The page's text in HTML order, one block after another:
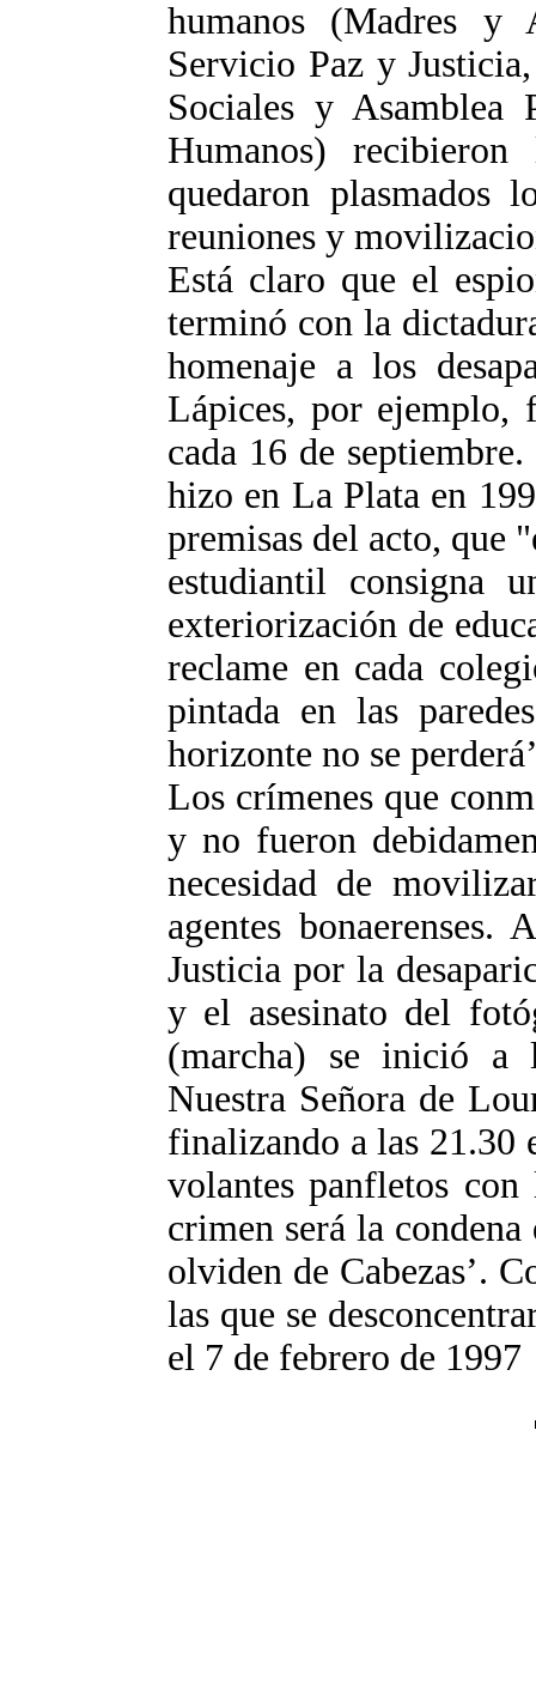
humanos (Madres y
Servicio Paz y
Sociales y Asamblea
Humanos)
quedaron plasmados
reuniones y
Está claro que el
terminó con la
homenaje a los
Lápices, por ejemplo,
cada 16 de
hizo en La Plata en
premisas del acto, que
estudiantil consigna
exteriorización de
reclame en cada
pintada en las
horizonte no se
Los crímenes que
y no fueron
necesidad de
agentes
Justicia por la
y el asesinato del
(marcha) se inició a
Nuestra Señora de
finalizando a las 21.30
volantes panfletos
crimen será la
olviden de Cabezas’.
las que se
el 7 de febrero de 1997